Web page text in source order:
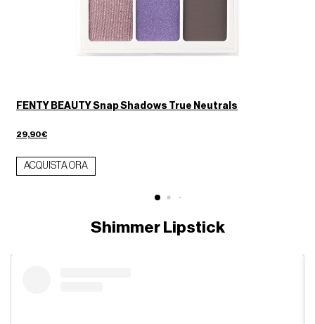
FENTY BEAUTY Snap Shadows True Neutrals
29,90€
ACQUISTA ORA
Shimmer Lipstick